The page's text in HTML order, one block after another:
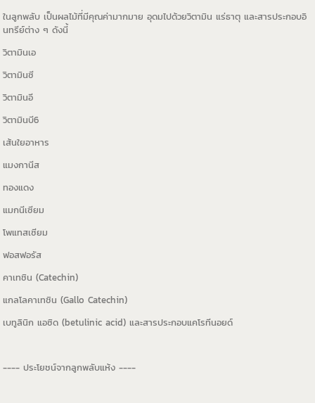
ในลูกพลับ เป็นผลไม้ที่มีคุณค่ามากมาย อุดมไปด้วยวิตามิน แร่ธาตุ และสารประกอบอิ
นทรีย์ต่าง ๆ ดังนี้
วิตามินเอ
วิตามินซี
วิตามินอี
วิตามินบี6
เส้นใยอาหาร
แมงกานีส
ทองแดง
แมกนีเซียม
โพแทสเซียม
ฟอสฟอรัส
คาเทชิน (Catechin)
แกลโลคาเทชิน (Gallo Catechin)
เบทูลินิก แอซิด (betulinic acid) และสารประกอบแคโรทีนอยด์
---- ประโยชน์จากลูกพลับแห้ง ----